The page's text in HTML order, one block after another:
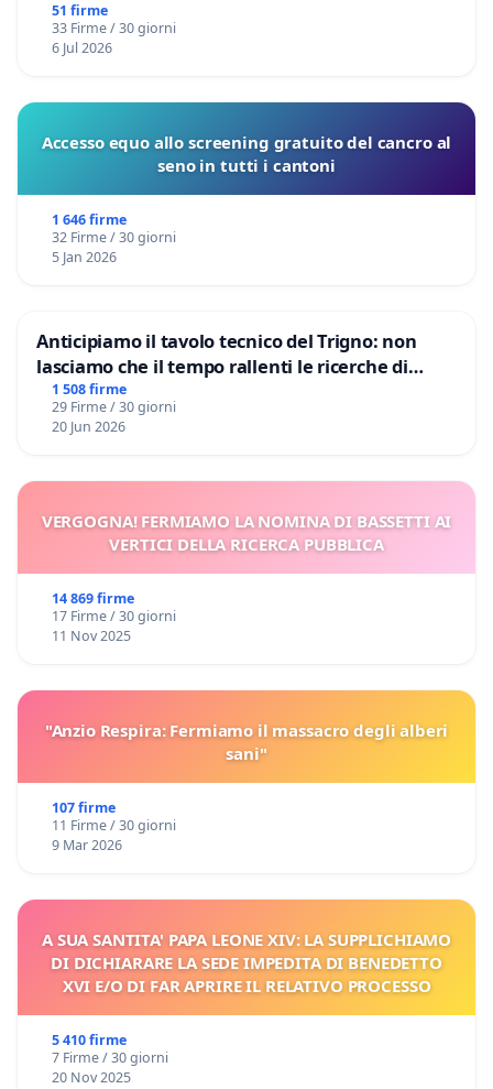
51 firme
33 Firme / 30 giorni
6 Jul 2026
Accesso equo allo screening gratuito del cancro al
seno in tutti i cantoni
1 646 firme
32 Firme / 30 giorni
5 Jan 2026
Anticipiamo il tavolo tecnico del Trigno: non
lasciamo che il tempo rallenti le ricerche di
Domenico Racanati
1 508 firme
29 Firme / 30 giorni
20 Jun 2026
VERGOGNA! FERMIAMO LA NOMINA DI BASSETTI AI
VERTICI DELLA RICERCA PUBBLICA
14 869 firme
17 Firme / 30 giorni
11 Nov 2025
"Anzio Respira: Fermiamo il massacro degli alberi
sani"
107 firme
11 Firme / 30 giorni
9 Mar 2026
A SUA SANTITA' PAPA LEONE XIV: LA SUPPLICHIAMO
DI DICHIARARE LA SEDE IMPEDITA DI BENEDETTO
XVI E/O DI FAR APRIRE IL RELATIVO PROCESSO
5 410 firme
7 Firme / 30 giorni
20 Nov 2025